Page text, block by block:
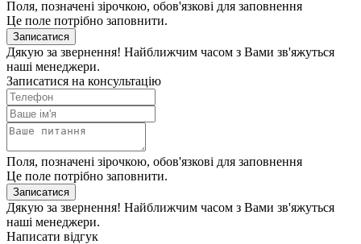
Поля, позначені зірочкою, обов'язкові для заповнення
Це поле потрібно заповнити.
Записатися
Дякую за звернення! Найближчим часом з Вами зв'яжуться
наші менеджери.
Записатися на консультацію
Поля, позначені зірочкою, обов'язкові для заповнення
Це поле потрібно заповнити.
Записатися
Дякую за звернення! Найближчим часом з Вами зв'яжуться
наші менеджери.
Написати відгук